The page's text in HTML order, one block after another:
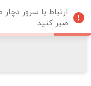
ارتباط با سرور
صبر کنید